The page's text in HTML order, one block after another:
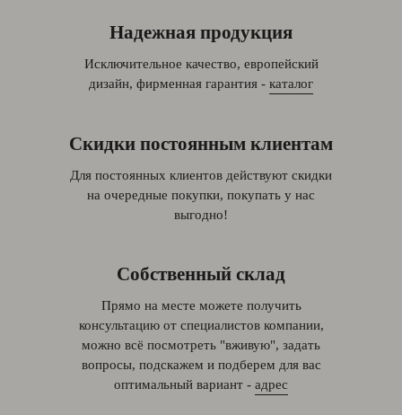
Надежная продукция
Исключительное качество, европейский
дизайн, фирменная гарантия - каталог
Скидки постоянным клиентам
Для постоянных клиентов действуют скидки
на очередные покупки, покупать у нас
выгодно!
Собственный склад
Прямо на месте можете получить
консультацию от специалистов компании,
можно всё посмотреть "вживую", задать
вопросы, подскажем и подберем для вас
оптимальный вариант - адрес